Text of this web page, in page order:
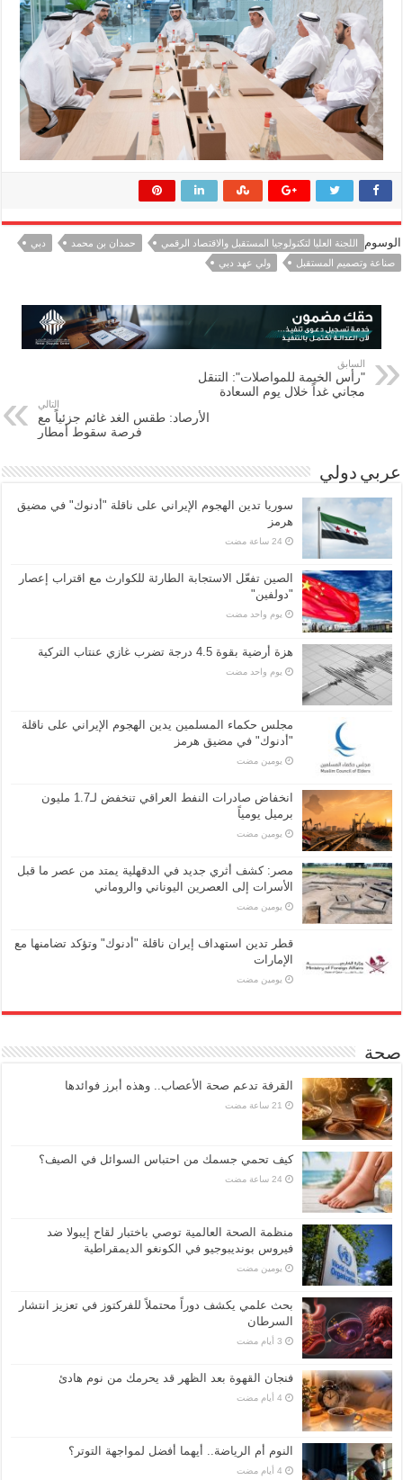
الوسوم اللجنة العليا لتكنولوجيا المستقبل والاقتصاد الرقمي حمدان بن محمد
دبي
صناعة وتصميم المستقبل
ولي عهد دبي
السابق
"رأس الخيمة للمواصلات": التنقل
مجاني غداً خلال يوم السعادة
التالي
الأرصاد: طقس الغد غائم جزئياً مع
فرصة سقوط أمطار
عربي دولي
سوريا تدين الهجوم الإيراني على ناقلة "أدنوك" في مضيق
هرمز ‏
الصين تفعّل الاستجابة الطارئة للكوارث مع اقتراب إعصار
"دولفين"
‏يوم واحد مضت
هزة أرضية بقوة 4.5 درجة تضرب غازي عنتاب التركية
‏يوم واحد مضت
مجلس حكماء المسلمين يدين الهجوم الإيراني على ناقلة
"أدنوك" في مضيق هرمز
‏يومين مضت
انخفاض صادرات النفط العراقي تنخفض لـ1.7 مليون
برميل يومياً
‏يومين مضت
مصر: كشف أثري جديد في الدقهلية يمتد من عصر ما قبل
الأسرات إلى العصرين اليوناني والروماني
‏يومين مضت
قطر تدين استهداف إيران ناقلة "أدنوك" وتؤكد تضامنها مع
الإمارات
‏يومين مضت
صحة
القرفة تدعم صحة الأعصاب.. وهذه أبرز فوائدها
كيف تحمي جسمك من احتباس السوائل في الصيف؟
منظمة الصحة العالمية توصي باختبار لقاح إيبولا ضد
فيروس بونديبوجيو في الكونغو الديمقراطية
‏يومين مضت
بحث علمي يكشف دوراً محتملاً للفركتوز في تعزيز انتشار
السرطان
فنجان القهوة بعد الظهر قد يحرمك من نوم هادئ
النوم أم الرياضة.. أيهما أفضل لمواجهة التوتر؟